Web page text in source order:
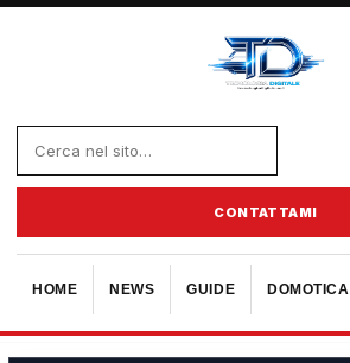
CONTATTAMI
HOME NEWS GUIDE DOMOTICA